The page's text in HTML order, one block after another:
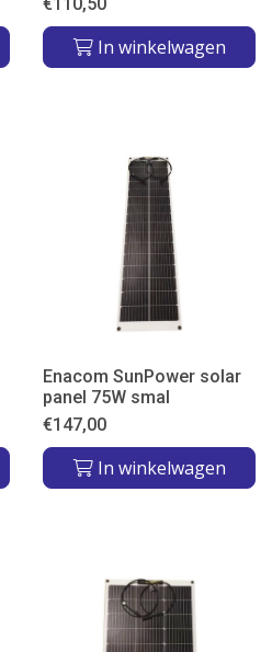
In winkelwagen
Enacom SunPower solar
panel 75W smal
€147,00
In winkelwagen